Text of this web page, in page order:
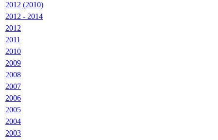
2012 (2010)
2012 - 2014
2012
2011
2010
2009
2008
2007
2006
2005
2004
2003